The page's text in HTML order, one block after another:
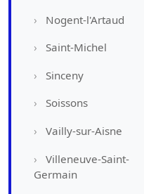
Nogent-l'Artaud
Saint-Michel
Sinceny
Soissons
Vailly-sur-Aisne
Villeneuve-Saint-
Germain